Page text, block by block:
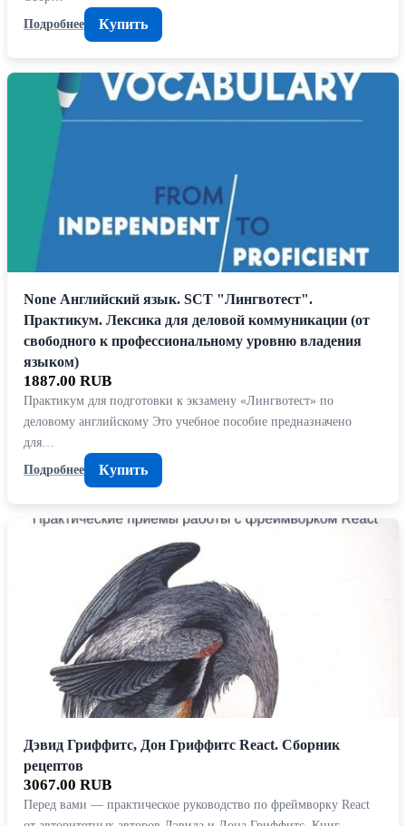
Подробнее
Купить
None Английский язык. SCT "Лингвотест".
Практикум. Лексика для деловой коммуникации (от
свободного к профессиональному уровню владения
языком)
1887.00 RUB
Практикум для подготовки к экзамену «Лингвотест» по
деловому английскому Это учебное пособие предназначено
для…
Подробнее
Купить
Дэвид Гриффитс, Дон Гриффитс React. Сборник
рецептов
3067.00 RUB
Перед вами — практическое руководство по фреймворку React